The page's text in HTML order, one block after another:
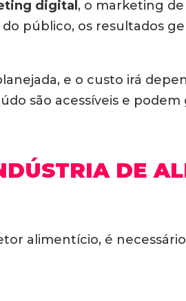
digital , o marketing
público, os resultados
e o custo irá
são acessíveis e
DE
alimentício, é